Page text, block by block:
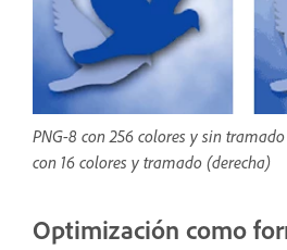
PNG-8 con 256 colores y sin
con 16 colores y tramado (derecha)
Optimización como